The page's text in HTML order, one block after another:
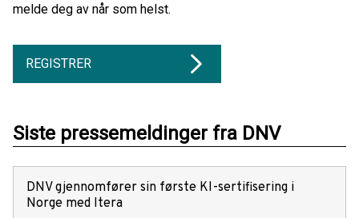
melde deg av når som helst.
REGISTRER
Siste pressemeldinger fra DNV
DNV gjennomfører sin første KI-sertifisering i
Norge med Itera